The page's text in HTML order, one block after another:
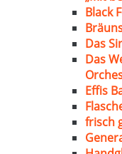
Black
Das
Das
Effis
frisch